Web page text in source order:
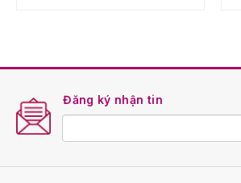
Đăng ký nhận tin